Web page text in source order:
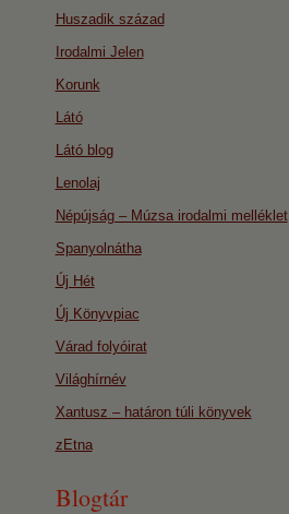
Huszadik század
Irodalmi Jelen
Korunk
Látó
Látó blog
Lenolaj
Népújság – Múzsa irodalmi melléklet
Spanyolnátha
Új Hét
Új Könyvpiac
Várad folyóirat
Világhírnév
Xantusz – határon túli könyvek
zEtna
Blogtár